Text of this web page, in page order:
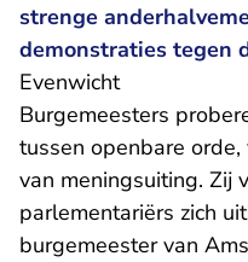
strenge
demonstraties tegen
Evenwicht
Burgemeesters
tussen openbare
van meningsuiting. Zij
parlementariërs zich
burgemeester van